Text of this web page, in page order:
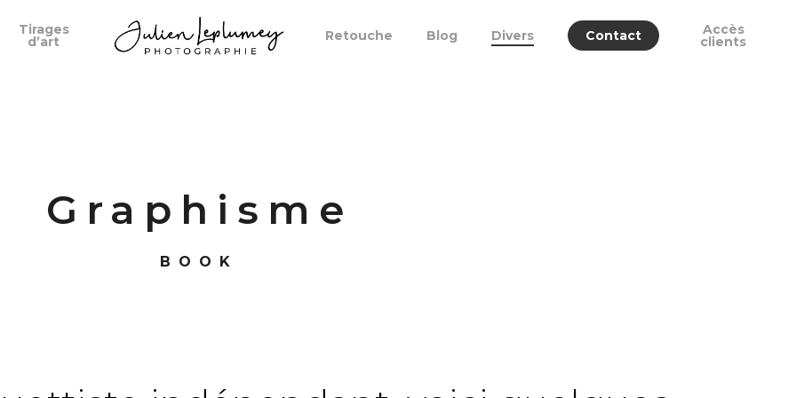
Tirages
d’art Retouche Blog Divers Contact Accès
clients
Graphisme
BOOK